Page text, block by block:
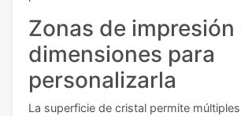
Zonas de impresión
dimensiones para
personalizarla
La superficie de cristal permite